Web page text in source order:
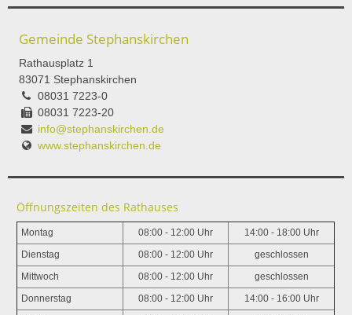
Gemeinde Stephanskirchen
Rathausplatz 1
83071 Stephanskirchen
08031 7223-0
08031 7223-20
info@stephanskirchen.de
www.stephanskirchen.de
Öffnungszeiten des Rathauses
Montag 08:00 - 12:00 Uhr 14:00 - 18:00 Uhr
Dienstag 08:00 - 12:00 Uhr geschlossen
Mittwoch 08:00 - 12:00 Uhr geschlossen
Donnerstag 08:00 - 12:00 Uhr 14:00 - 16:00 Uhr